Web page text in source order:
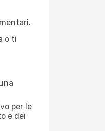
o ti
per le
e dei